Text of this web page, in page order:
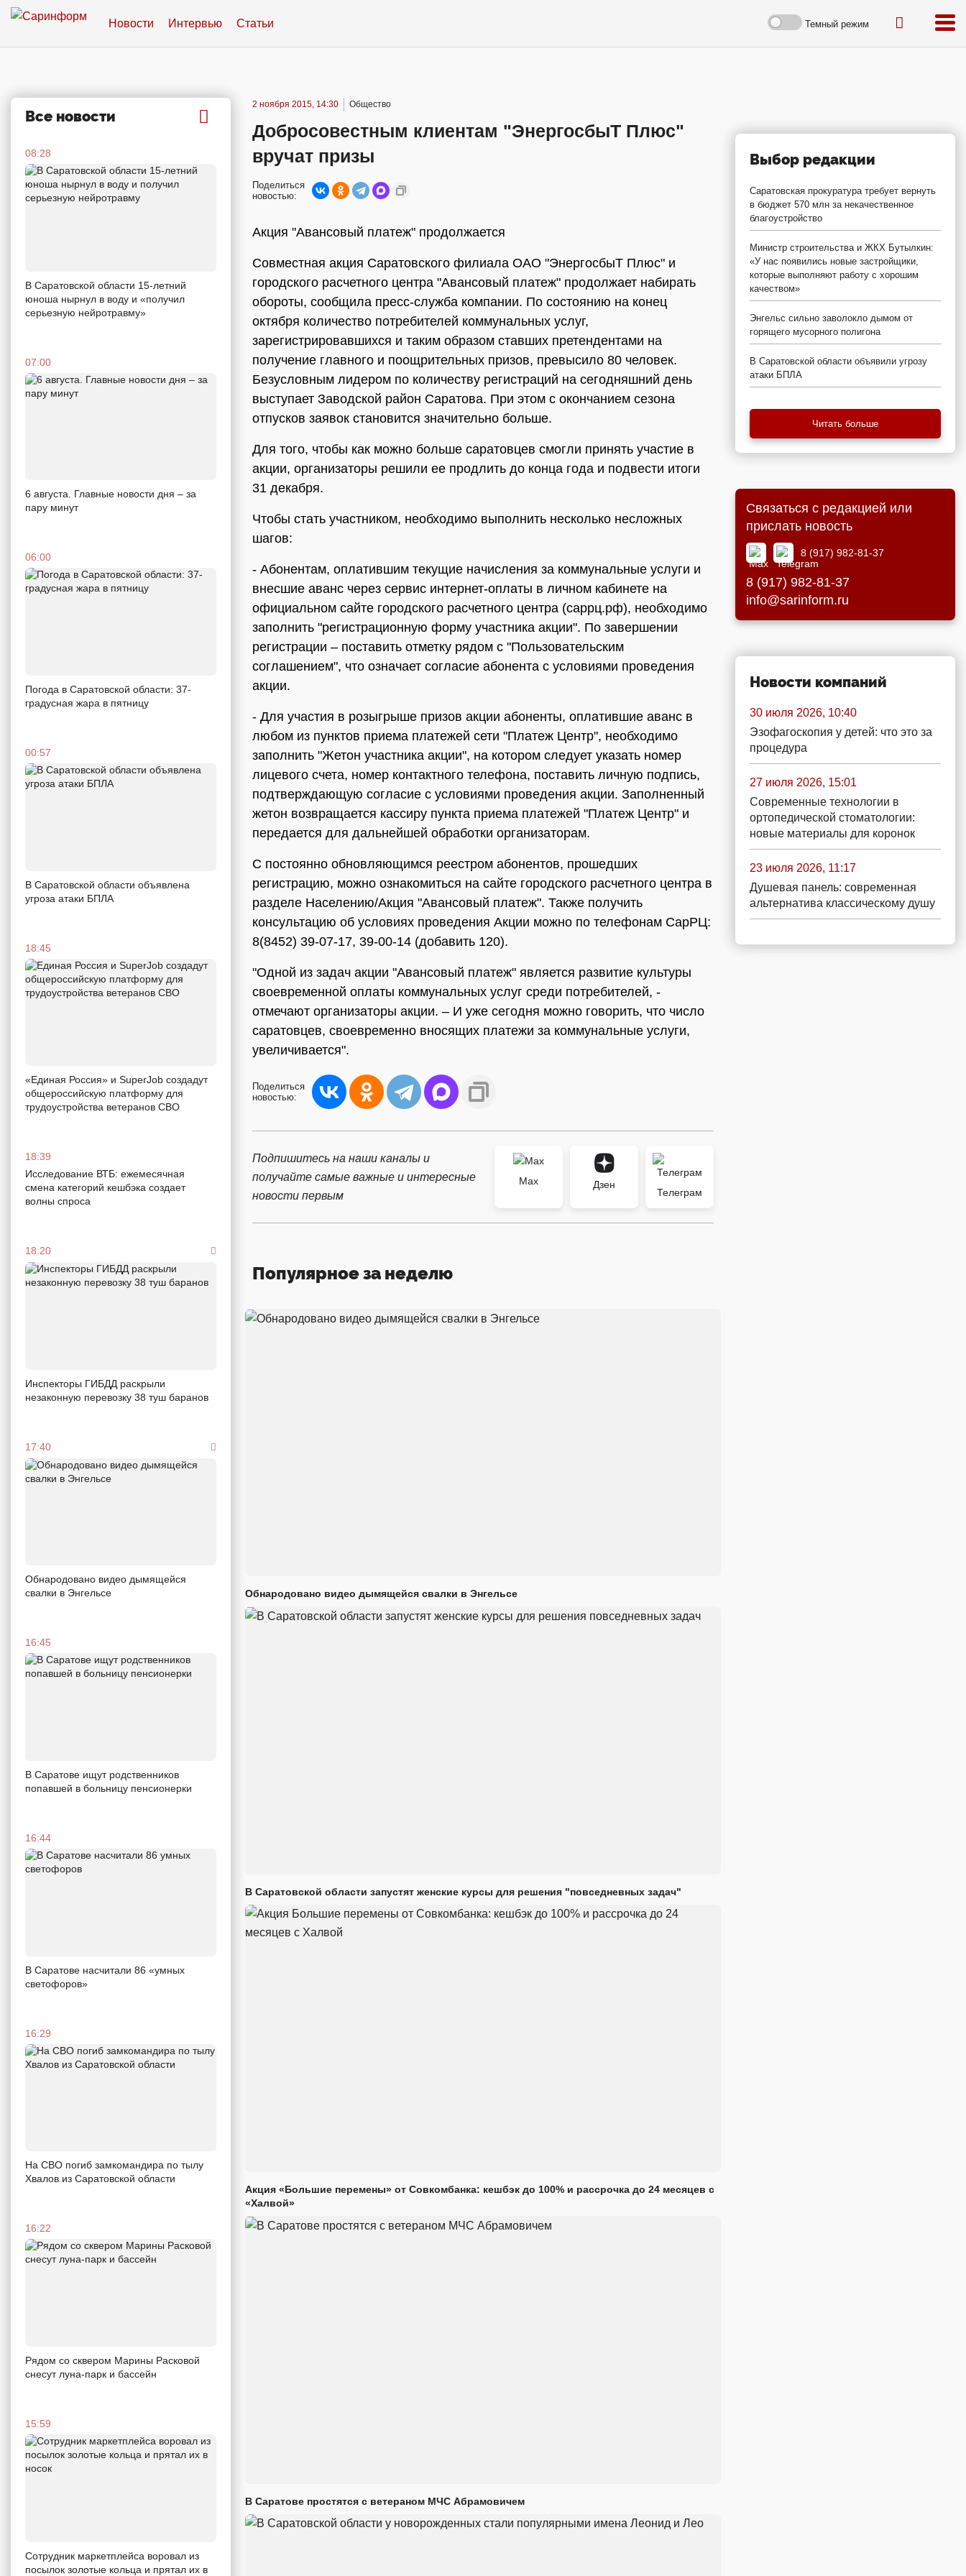
Новости Интервью Статьи Темный режим
Все новости
08:28
В Саратовской области 15-летний
юноша нырнул в воду и «получил
серьезную нейротравму»
07:00
6 августа. Главные новости дня – за
пару минут
06:00
Погода в Саратовской области: 37-
градусная жара в пятницу
00:57
В Саратовской области объявлена
угроза атаки БПЛА
18:45
«Единая Россия» и SuperJob создадут
общероссийскую платформу для
трудоустройства ветеранов СВО
18:39
Исследование ВТБ: ежемесячная
смена категорий кешбэка создает
волны спроса
18:20
Инспекторы ГИБДД раскрыли
незаконную перевозку 38 туш баранов
17:40
Обнародовано видео дымящейся
свалки в Энгельсе
16:45
В Саратове ищут родственников
попавшей в больницу пенсионерки
16:44
В Саратове насчитали 86 «умных
светофоров»
16:29
На СВО погиб замкомандира по тылу
Хвалов из Саратовской области
16:22
Рядом со сквером Марины Расковой
снесут луна-парк и бассейн
15:59
Сотрудник маркетплейса воровал из
посылок золотые кольца и прятал их в
2 ноября 2015, 14:30 Общество
Добросовестным клиентам "ЭнергосбыТ Плюс"
вручат призы
Поделиться
новостью:
Акция "Авансовый платеж" продолжается
Совместная акция Саратовского филиала ОАО "ЭнергосбыТ Плюс" и
городского расчетного центра "Авансовый платеж" продолжает набирать
обороты, сообщила пресс-служба компании. По состоянию на конец
октября количество потребителей коммунальных услуг,
зарегистрировавшихся и таким образом ставших претендентами на
получение главного и поощрительных призов, превысило 80 человек.
Безусловным лидером по количеству регистраций на сегодняшний день
выступает Заводской район Саратова. При этом с окончанием сезона
отпусков заявок становится значительно больше.
Для того, чтобы как можно больше саратовцев смогли принять участие в
акции, организаторы решили ее продлить до конца года и подвести итоги
31 декабря.
Чтобы стать участником, необходимо выполнить несколько несложных
шагов:
- Абонентам, оплатившим текущие начисления за коммунальные услуги и
внесшие аванс через сервис интернет-оплаты в личном кабинете на
официальном сайте городского расчетного центра (саррц.рф), необходимо
заполнить "регистрационную форму участника акции". По завершении
регистрации – поставить отметку рядом с "Пользовательским
соглашением", что означает согласие абонента с условиями проведения
акции.
- Для участия в розыгрыше призов акции абоненты, оплатившие аванс в
любом из пунктов приема платежей сети "Платеж Центр", необходимо
заполнить "Жетон участника акции", на котором следует указать номер
лицевого счета, номер контактного телефона, поставить личную подпись,
подтверждающую согласие с условиями проведения акции. Заполненный
жетон возвращается кассиру пункта приема платежей "Платеж Центр" и
передается для дальнейшей обработки организаторам.
С постоянно обновляющимся реестром абонентов, прошедших
регистрацию, можно ознакомиться на сайте городского расчетного центра в
разделе Населению/Акция "Авансовый платеж". Также получить
консультацию об условиях проведения Акции можно по телефонам СарРЦ:
8(8452) 39-07-17, 39-00-14 (добавить 120).
"Одной из задач акции "Авансовый платеж" является развитие культуры
своевременной оплаты коммунальных услуг среди потребителей, -
отмечают организаторы акции. – И уже сегодня можно говорить, что число
саратовцев, своевременно вносящих платежи за коммунальные услуги,
увеличивается".
Поделиться
новостью:
Подпишитесь на наши каналы и
получайте самые важные и интересные
новости первым
Max Дзен
Телеграм
Популярное за неделю
Обнародовано видео дымящейся свалки в Энгельсе
В Саратовской области запустят женские курсы для решения "повседневных задач"
Акция «Большие перемены» от Совкомбанка: кешбэк до 100% и рассрочка до 24 месяцев с
«Халвой»
В Саратове простятся с ветераном МЧС Абрамовичем
Выбор редакции
Саратовская прокуратура требует вернуть
в бюджет 570 млн за некачественное
благоустройство
Министр строительства и ЖКХ Бутылкин:
«У нас появились новые застройщики,
которые выполняют работу с хорошим
качеством»
Энгельс сильно заволокло дымом от
горящего мусорного полигона
В Саратовской области объявили угрозу
атаки БПЛА
Читать больше
Связаться с редакцией или
прислать новость
8 (917) 982-81-37
8 (917) 982-81-37
info@sarinform.ru
Новости компаний
30 июля 2026, 10:40
Эзофагоскопия у детей: что это за
процедура
27 июля 2026, 15:01
Современные технологии в
ортопедической стоматологии:
новые материалы для коронок
23 июля 2026, 11:17
Душевая панель: современная
альтернатива классическому душу